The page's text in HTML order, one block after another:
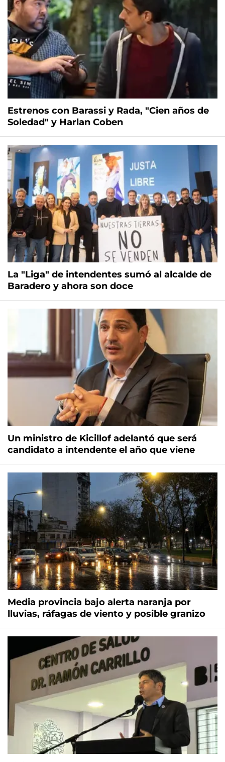
Estrenos con Barassi y Rada, "Cien años de
Soledad" y Harlan Coben
La "Liga" de intendentes sumó al alcalde de
Baradero y ahora son doce
Un ministro de Kicillof adelantó que será
candidato a intendente el año que viene
Media provincia bajo alerta naranja por
lluvias, ráfagas de viento y posible granizo